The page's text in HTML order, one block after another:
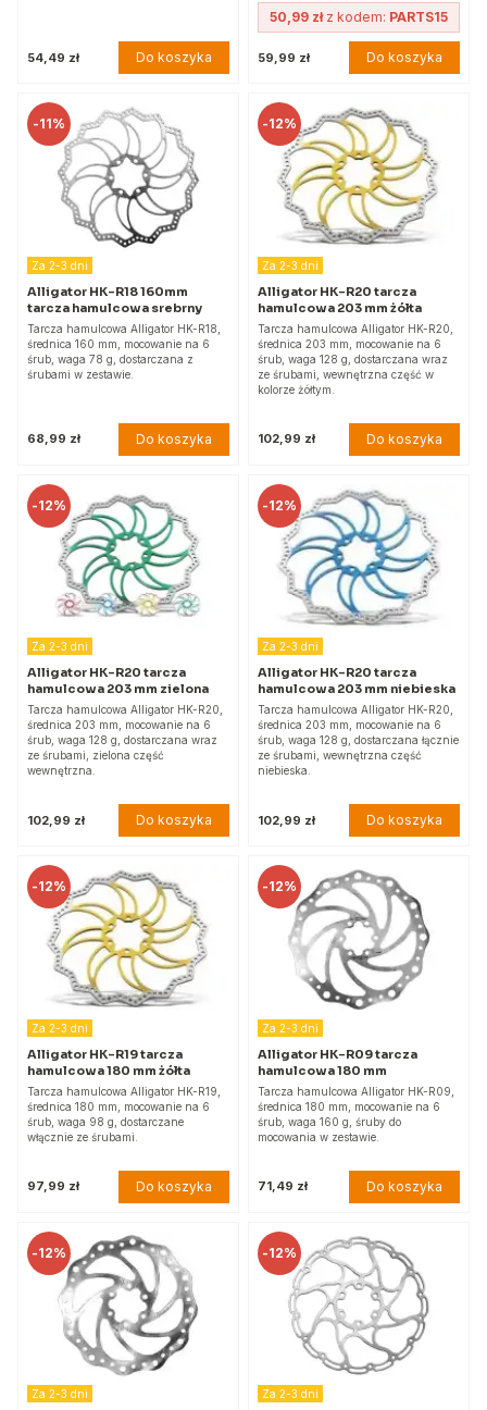
54,49 zł Do koszyka
50,99 złz kodem: PARTS15
59,99 zł Do koszyka
-11%
Za 2-3 dni
Alligator HK-R18 160mm
tarcza hamulcowa srebrny
Tarcza hamulcowa Alligator HK-R18,
średnica 160 mm, mocowanie na 6
śrub, waga 78 g, dostarczana z
śrubami w zestawie.
68,99 zł Do koszyka
-12%
Za 2-3 dni
Alligator HK-R20 tarcza
hamulcowa 203 mm żółta
Tarcza hamulcowa Alligator HK-R20,
średnica 203 mm, mocowanie na 6
śrub, waga 128 g, dostarczana wraz
ze śrubami, wewnętrzna część w
kolorze żółtym.
102,99 zł Do koszyka
-12%
Za 2-3 dni
Alligator HK-R20 tarcza
hamulcowa 203 mm zielona
Tarcza hamulcowa Alligator HK-R20,
średnica 203 mm, mocowanie na 6
śrub, waga 128 g, dostarczana wraz
ze śrubami, zielona część
wewnętrzna.
102,99 zł Do koszyka
-12%
Za 2-3 dni
Alligator HK-R20 tarcza
hamulcowa 203 mm niebieska
Tarcza hamulcowa Alligator HK-R20,
średnica 203 mm, mocowanie na 6
śrub, waga 128 g, dostarczana łącznie
ze śrubami, wewnętrzna część
niebieska.
102,99 zł Do koszyka
-12%
Za 2-3 dni
Alligator HK-R19 tarcza
hamulcowa 180 mm żółta
Tarcza hamulcowa Alligator HK-R19,
średnica 180 mm, mocowanie na 6
śrub, waga 98 g, dostarczane
włącznie ze śrubami.
97,99 zł Do koszyka
-12%
Za 2-3 dni
Alligator HK-R09 tarcza
hamulcowa 180 mm
Tarcza hamulcowa Alligator HK-R09,
średnica 180 mm, mocowanie na 6
śrub, waga 160 g, śruby do
mocowania w zestawie.
71,49 zł Do koszyka
-12%
Za 2-3 dni
-12%
Za 2-3 dni